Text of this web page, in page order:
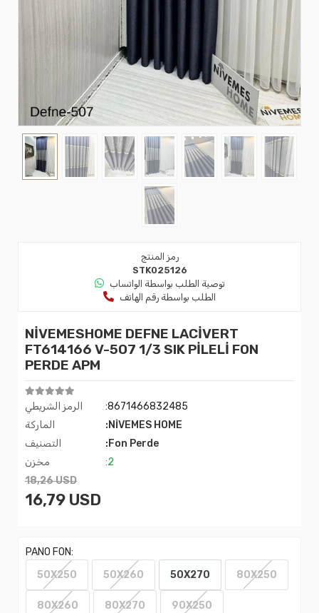
رمز المنتج
STK025126
توصية الطلب بواسطة الواتساب
الطلب بواسطة رقم الهاتف
NİVEMESHOME DEFNE LACİVERT
FT614166 V-507 1/3 SIK PİLELİ FON
PERDE APM
الرمز الشريطي
:8671466832485
الماركة
:NİVEMES HOME
التصنيف
:Fon Perde
مخزن
:2
18,26 USD
16,79 USD
PANO FON:
50X250
50X260 50X270 80X250
80X260 80X270 90X250